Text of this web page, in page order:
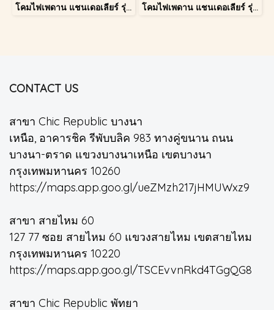
โคมไฟเพดาน แชนเดอเลียร์ รุ่น 183586 โคมไฟเพดาน แชนเดอเลียร์ รุ่น A028-D40
CONTACT US
สาขา Chic Republic บางนา
เหนือ, อาคารชิค รีพับบลิค 983 ทางคู่ขนาน ถนน
บางนา-ตราด แขวงบางนาเหนือ เขตบางนา
กรุงเทพมหานคร 10260
https://maps.app.goo.gl/ueZMzh217jHMUWxz9
สาขา สายไหม 60
127 77 ซอย สายไหม 60 แขวงสายไหม เขตสายไหม
กรุงเทพมหานคร 10220
https://maps.app.goo.gl/TSCEvvnRkd4TGgQG8
สาขา Chic Republic พัทยา